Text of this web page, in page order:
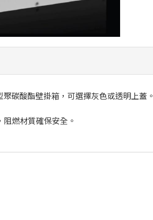
碳酸酯壁掛箱，可選擇灰色或透明上蓋。
燃材質確保安全。